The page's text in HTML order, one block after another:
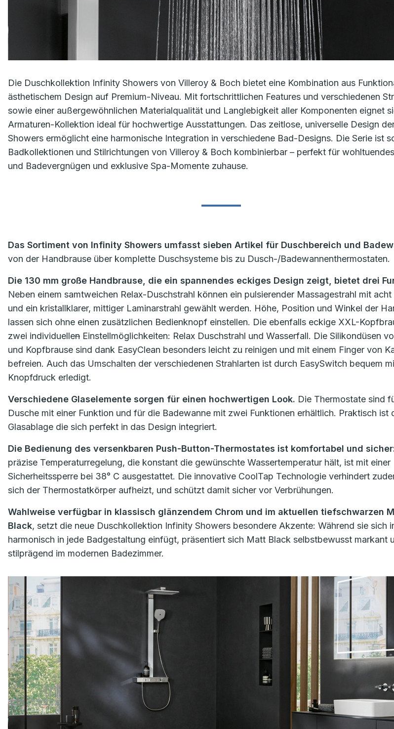
Die Duschkollektion Infinity Showers von Villeroy & Boch bietet eine Kombination aus
ästhetischem Design auf Premium-Niveau. Mit fortschrittlichen Features und verschiedenen
sowie einer außergewöhnlichen Materialqualität und Langlebigkeit aller Komponenten eignet
Armaturen-Kollektion ideal für hochwertige Ausstattungen. Das zeitlose, universelle Design
Showers ermöglicht eine harmonische Integration in verschiedene Bad-Designs. Die Serie ist
Badkollektionen und Stilrichtungen von Villeroy & Boch kombinierbar – perfekt für
und Badevergnügen und exklusive Spa-Momente zuhause.
Das Sortiment von Infinity Showers umfasst sieben Artikel für Duschbereich und
von der Handbrause über komplette Duschsysteme bis zu Dusch-/Badewannenthermostaten.
Die 130 mm große Handbrause, die ein spannendes eckiges Design zeigt, bietet drei
Neben einem samtweichen Relax-Duschstrahl können ein pulsierender Massagestrahl mit acht
und ein kristallklarer, mittiger Laminarstrahl gewählt werden. Höhe, Position und Winkel der
lassen sich ohne einen zusätzlichen Bedienknopf einstellen. Die ebenfalls eckige XXL-
zwei individuellen Einstellmöglichkeiten: Relax Duschstrahl und Wasserfall. Die Silikondüsen
und Kopfbrause sind dank EasyClean besonders leicht zu reinigen und mit einem Finger von
befreien. Auch das Umschalten der verschiedenen Strahlarten ist durch EasySwitch bequem
Knopfdruck erledigt.
Verschiedene Glaselemente sorgen für einen hochwertigen Look. Die Thermostate sind
Dusche mit einer Funktion und für die Badewanne mit zwei Funktionen erhältlich. Praktisch ist
Glasablage die sich perfekt in das Design integriert.
Die Bedienung des versenkbaren Push-Button-Thermostates ist komfortabel und
präzise Temperaturregelung, die konstant die gewünschte Wassertemperatur hält, ist mit einer
Sicherheitssperre bei 38° C ausgestattet. Die innovative CoolTap Technologie verhindert
sich der Thermostatkörper aufheizt, und schützt damit sicher vor Verbrühungen.
Wahlweise verfügbar in klassisch glänzendem Chrom und im aktuellen tiefschwarzen
Black, setzt die neue Duschkollektion Infinity Showers besondere Akzente: Während sie sich
harmonisch in jede Badgestaltung einfügt, präsentiert sich Matt Black selbstbewusst markant
stilprägend im modernen Badezimmer.